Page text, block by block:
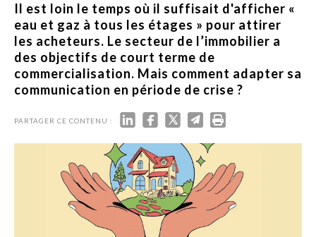
Il est loin le temps où il suffisait d'afficher «
eau et gaz à tous les étages » pour attirer
les acheteurs. Le secteur de l’immobilier a
des objectifs de court terme de
commercialisation. Mais comment adapter sa
communication en période de crise ?
PARTAGER CE CONTENU :